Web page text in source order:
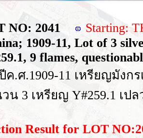
NO: 2041
Starting:
1909-11, Lot of 3
9 flames,
ค.ศ.1909-11 เหรียญมัง
น 3 เหรียญ Y#259.1 เป
Result for LOT